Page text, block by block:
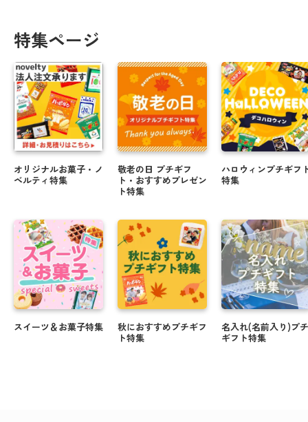
思い出をカタチに☆彡卒業送別にオススメオリジナ
ルギフト
＼ 注文期日間近 ／ バレンタインにまだ間に合う商
品！！
オリジナルギフトでバレンタインを楽しもうっ♪
年末年始に人気★オリジナルラベルのお菓子・お酒
ギフト
☆.・゜
＼ 新米でお届け ／ 米デコギフト ☆彡
ハロウィンのお菓子もオリジナルパッケージで楽し
める♪
会えない時代にも写真入り敬老の日ギフトで顔見せ
しよう☆★
特集ページ
オリジナルお菓子・ノ
ベルティ特集
スイーツ＆お菓子特集
敬老の日 プチギフ
ト・おすすめプレゼン
ト特集
秋におすすめプチギフ
ト特集
ハロウィンプチギフ
特集
名入れ(名前入り)プチ
ギフト特集